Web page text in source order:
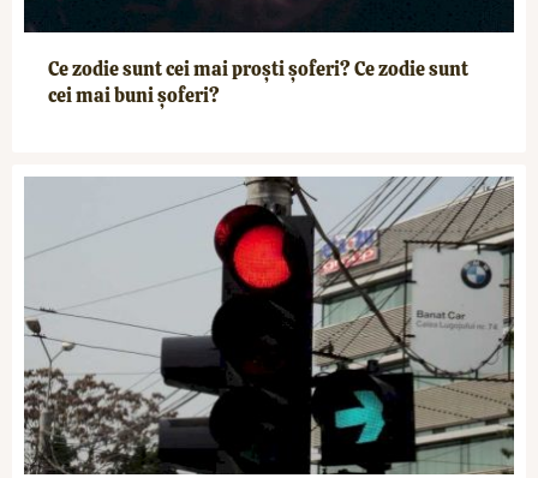
Ce zodie sunt cei mai proști șoferi? Ce zodie sunt
cei mai buni șoferi?